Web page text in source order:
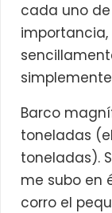
cada uno
Barco
toneladas
toneladas).
me subo en
corro el